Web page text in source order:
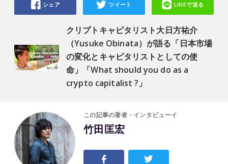
クリプトキャピタリスト大日方祐介
（Yusuke Obinata）が語る「日本市場
の変化とキャピタリストとしての使
命」「What should you do as a
crypto capitalist ?」
シェア ツイート LINEで送る
この記事の著者・インタビューイ
竹田匡宏